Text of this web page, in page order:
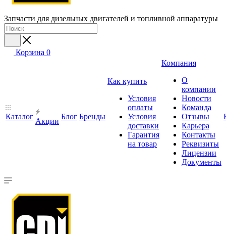
Запчасти для дизельных двигателей и топливной аппаратуры
Корзина 0
Каталог
Акции
Блог Бренды
Как купить
Условия
оплаты
Условия
доставки
Гарантия
на товар
Компания
О
компании
Новости
Команда
Отзывы
Карьера
Контакты
Реквизиты
Лицензии
Документы